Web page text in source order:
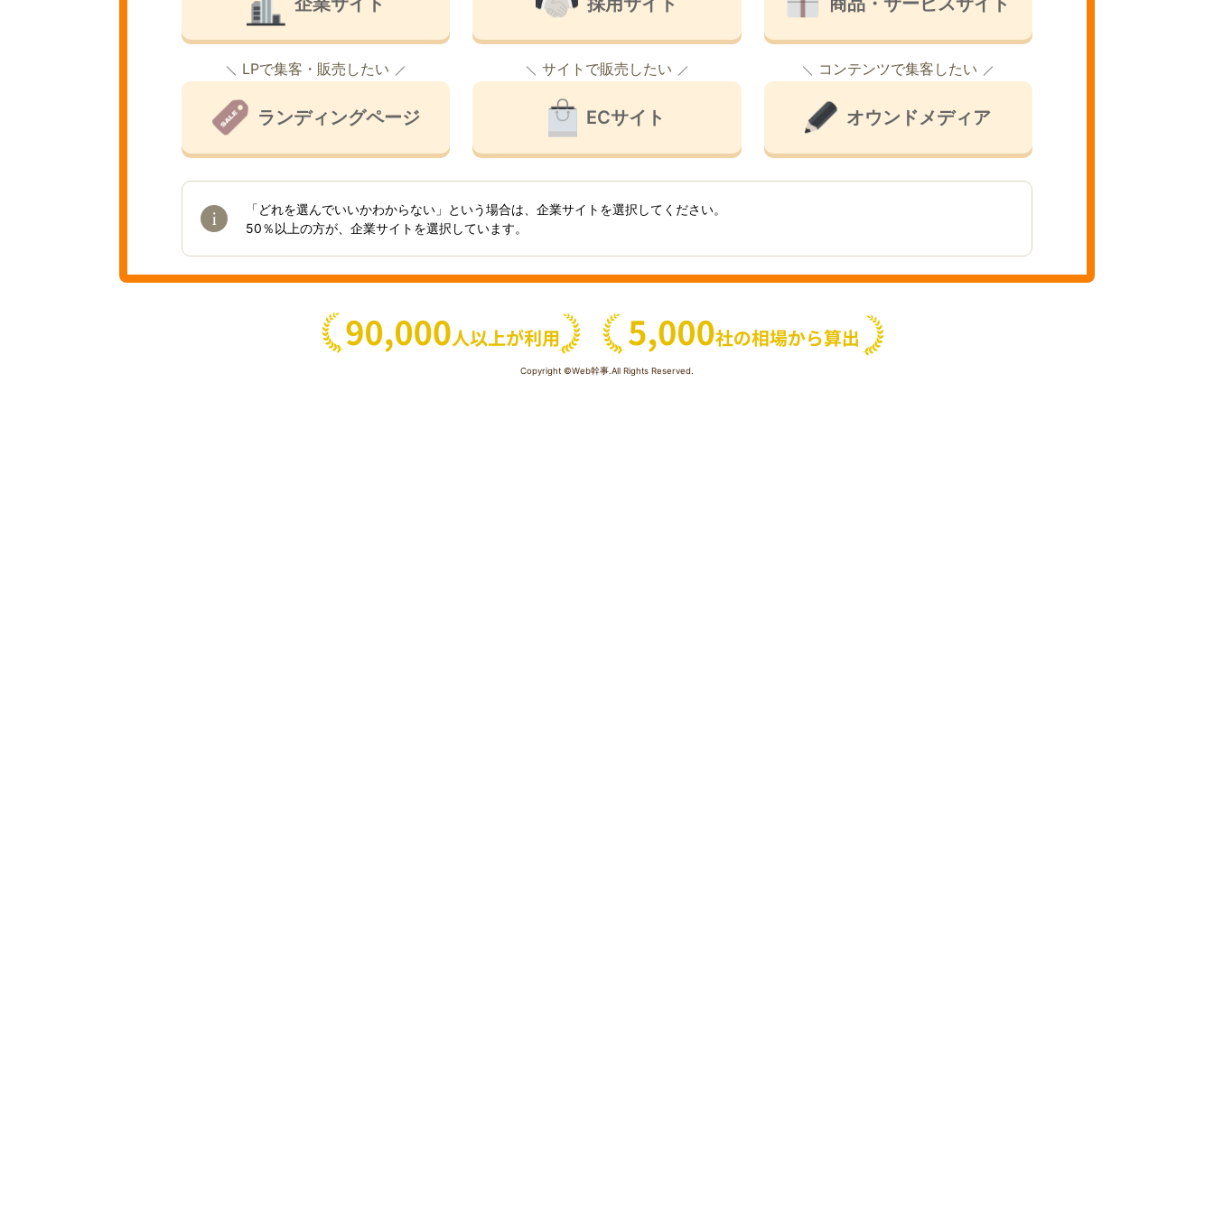
LPで集客・販売したい
ランディングページ
サイトで販売したい
ECサイト
コンテンツで集客したい
オウンドメディア
「どれを選んでいいかわからない」という場合は、企業サイトを選択してください。
50％以上の方が、企業サイトを選択しています。
Copyright ©Web幹事.All Rights Reserved.